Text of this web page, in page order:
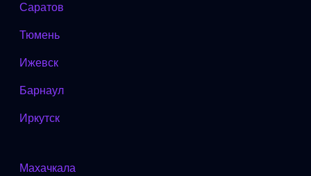
Саратов
Тюмень
Ижевск
Барнаул
Иркутск
Махачкала